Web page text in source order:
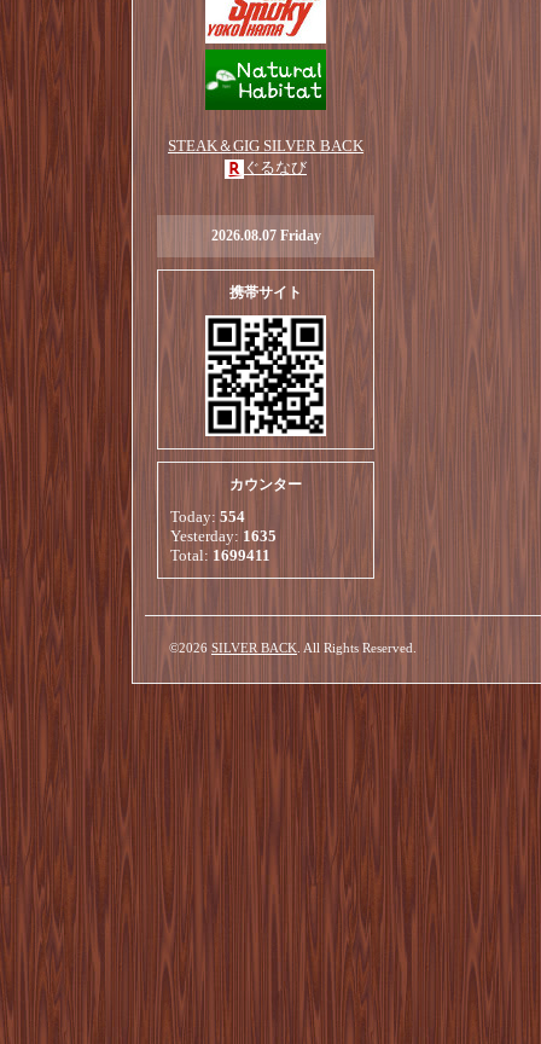
STEAK＆GIG SILVER BACK
ぐるなび
2026.08.07 Friday
携帯サイト
カウンター
Today: 554
Yesterday: 1635
Total: 1699411
©2026 SILVER BACK . All Rights Reserved.